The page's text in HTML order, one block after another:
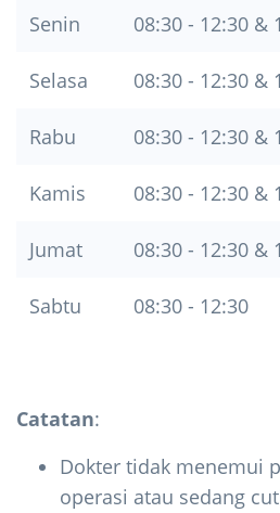
Senin 08:30 - 12:30 &
Selasa 08:30 - 12:30 &
Rabu 08:30 - 12:30 &
Kamis 08:30 - 12:30 &
Jumat 08:30 - 12:30 &
Sabtu 08:30 - 12:30
Catatan:
Dokter tidak menemui
operasi atau sedang